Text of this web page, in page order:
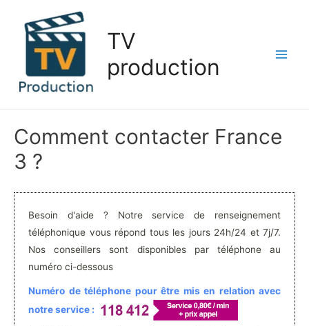
contenu
TV
production
Comment contacter France
3 ?
Besoin d'aide ? Notre service de renseignement
téléphonique vous répond tous les jours 24h/24 et 7j/7.
Nos conseillers sont disponibles par téléphone au
numéro ci-dessous
Numéro de téléphone pour être mis en relation avec
notre service :